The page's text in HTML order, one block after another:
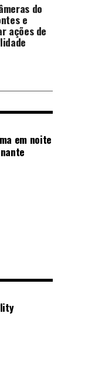
do
e
ações de
em noite